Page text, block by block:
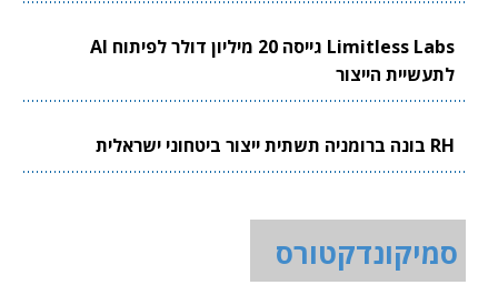
Limitless Labs גייסה 20 מיליון דולר לפיתוח AI
לתעשיית הייצור
RH בונה ברומניה תשתית ייצור ביטחוני ישראלית
סמיקונדקטורס